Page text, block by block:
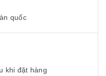
quốc
khi đặt hàng